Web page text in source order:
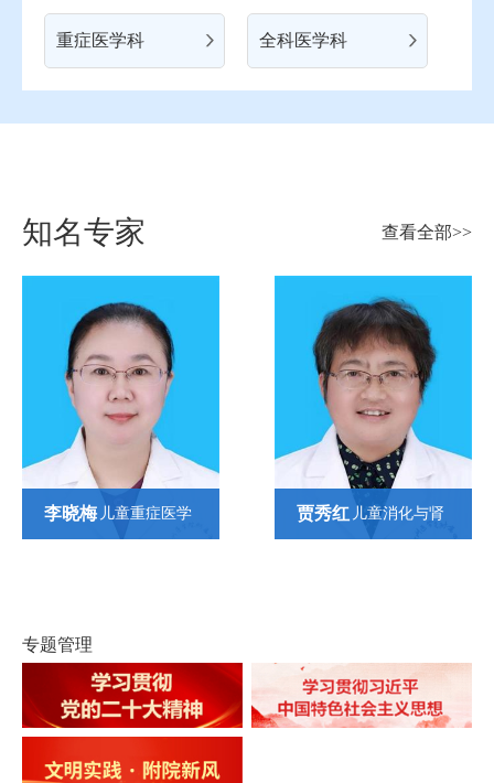
重症医学科 全科医学科
知名专家 查看全部>>
李晓梅 儿童重症医学 贾秀红 儿童消化与肾
专题管理